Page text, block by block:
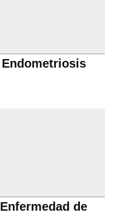
Endometriosis
Enfermedad de